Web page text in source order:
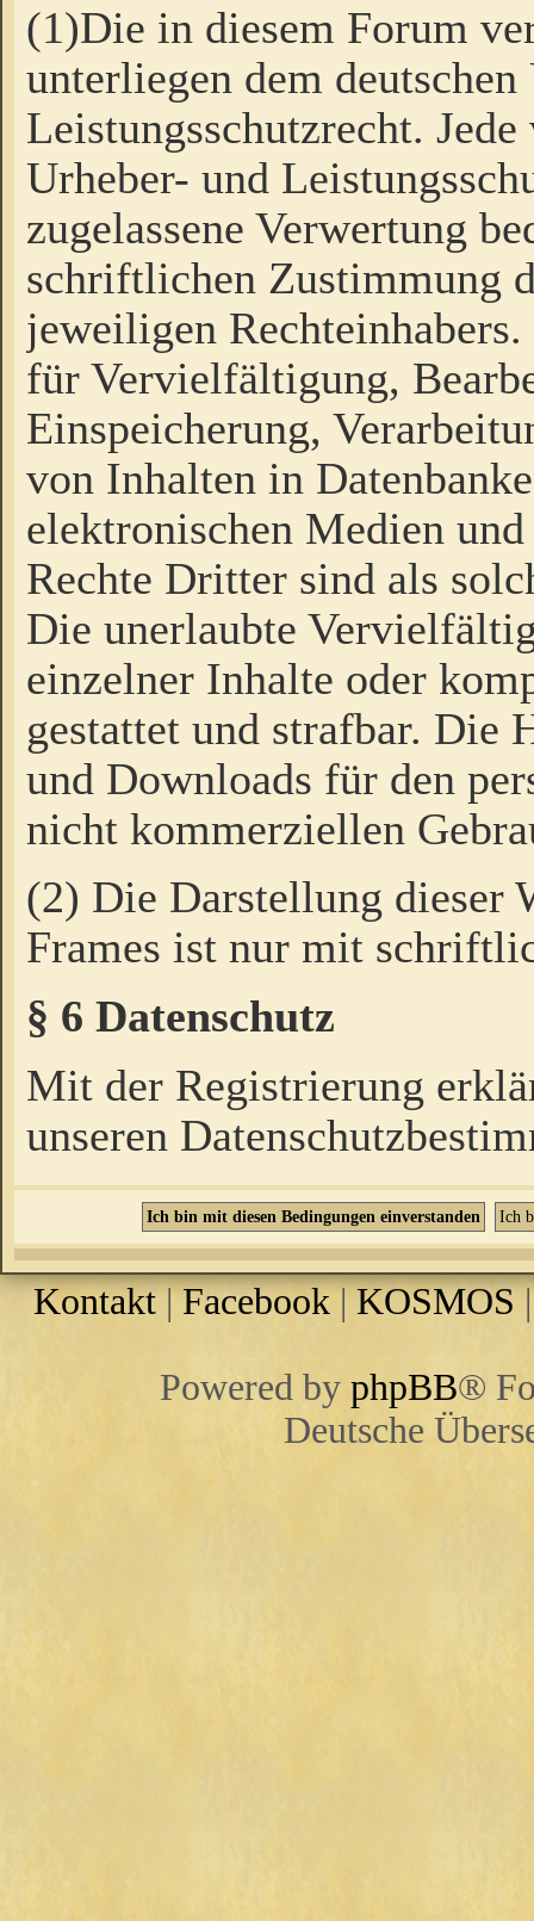
(1)Die in diesem Forum
unterliegen dem
Leistungsschutzrecht.
Urheber- und
zugelassene Verwertung
schriftlichen Zustimmung
jeweiligen
für Vervielfältigung,
Einspeicherung,
von Inhalten in
elektronischen Medien
Rechte Dritter sind als
Die unerlaubte
einzelner Inhalte oder
gestattet und strafbar. Die
und Downloads für den
nicht kommerziellen
(2) Die Darstellung dieser
Frames ist nur mit
§ 6 Datenschutz
Mit der Registrierung
unseren
Kontakt |Facebook | KOSMOS
Powered by phpBB®
Deutsche